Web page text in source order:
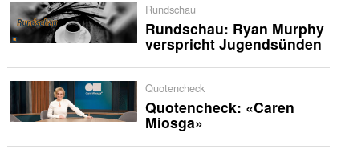
Rundschau
Rundschau: Ryan Murphy
verspricht Jugendsünden
Quotencheck
Quotencheck: «Caren
Miosga»